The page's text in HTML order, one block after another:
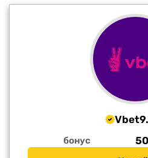
Vbet
бонус